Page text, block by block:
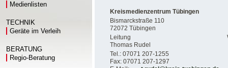
Medienlisten
TECHNIK
Geräte im Verleih
BERATUNG
Regio-Beratung
Kreismedienzentrum Tübingen
Bismarckstraße 110
72072 Tübingen
Leitung
Thomas Rudel
Tel.: 07071 207-1255
Fax: 07071 207-1297